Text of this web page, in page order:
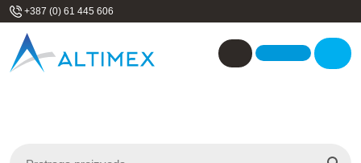
Skip to content
+387 (0) 61 445 606
Account